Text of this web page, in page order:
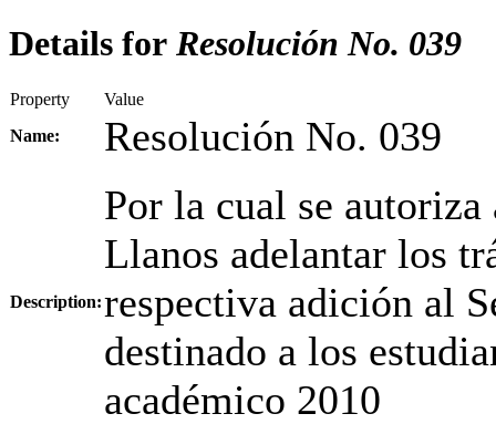
Details for Resolución No. 039
Property
Value
Name:
Resolución No. 039
Description:
Por la cual se
Llanos adelantar los
respectiva adición al
destinado a los
académico 2010